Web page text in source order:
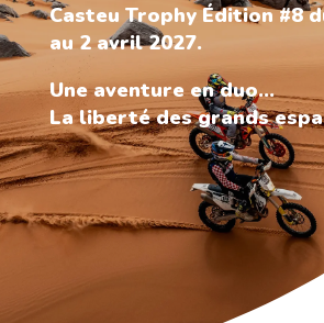
Casteu Trophy Édition #8
au 2 avril 2027.
Une aventure en duo…
La liberté des grands